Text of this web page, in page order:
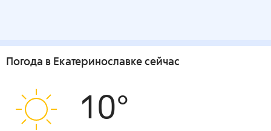
Погода в Екатеринославке сейчас
10°